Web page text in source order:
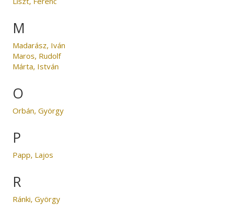
M
Madarász, Iván
Maros, Rudolf
Márta, István
O
Orbán, György
P
Papp, Lajos
R
Ránki, György